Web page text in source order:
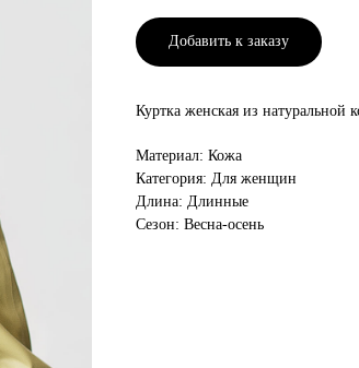
Добавить к заказу
Куртка женская из натуральной
Материал: Кожа
Категория: Для женщин
Длина: Длинные
Сезон: Весна-осень